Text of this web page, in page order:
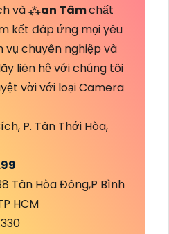
và ⁂an Tâmchất
kết đáp ứng mọi yêu
vụ chuyên nghiệp và
liên hệ với chúng tôi
vời với loại Camera
P. Tân Thới Hòa,
Tân Hòa Đông,P Bình
HCM